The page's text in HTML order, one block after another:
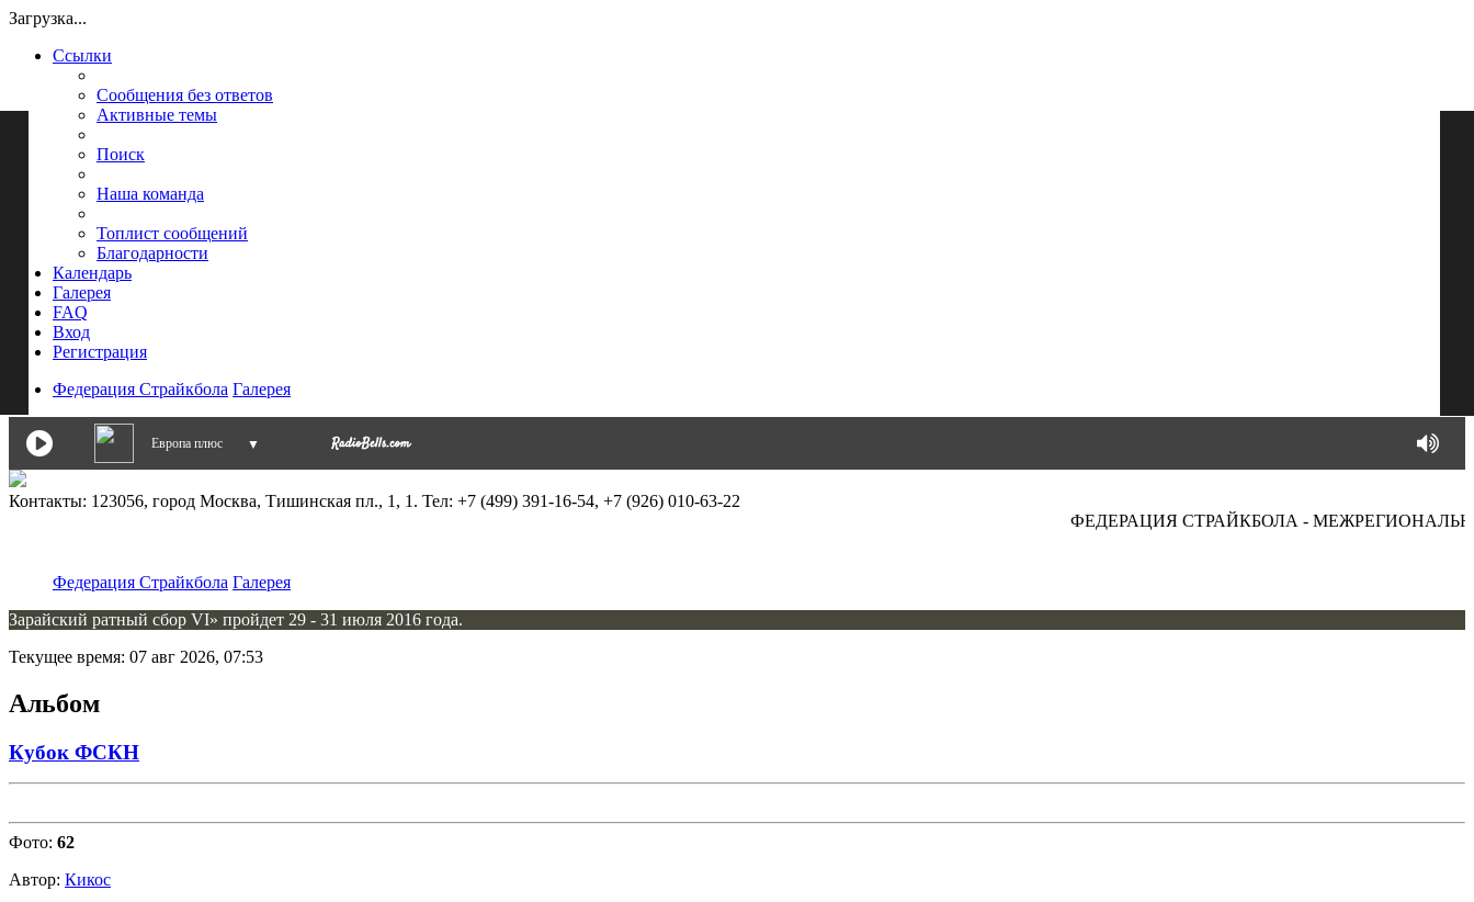
Загрузка...
Ссылки
Сообщения без ответов
Активные темы
Поиск
Наша команда
Топлист сообщений
Благодарности
Календарь
Галерея
FAQ
Вход
Регистрация
Федерация Страйкбола Галерея
Европа плюс ▼
Контакты: 123056, город Москва, Тишинская пл., 1, 1. Тел: +7 (499) 391-16-54, +7 (926) 010-63-22
ФЕДЕРАЦИЯ СТРАЙКБОЛА -
Федерация Страйкбола Галерея
Зарайский ратный сбор VI» пройдет 29 - 31 июля 2016 года.
Текущее время: 07 авг 2026, 07:53
Альбом
Кубок ФСКН
Фото: 62
Автор: Кикос